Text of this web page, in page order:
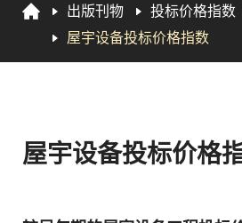
出版刊物
投标价格指数
屋宇设备投标价格指数
屋宇设备投标价格